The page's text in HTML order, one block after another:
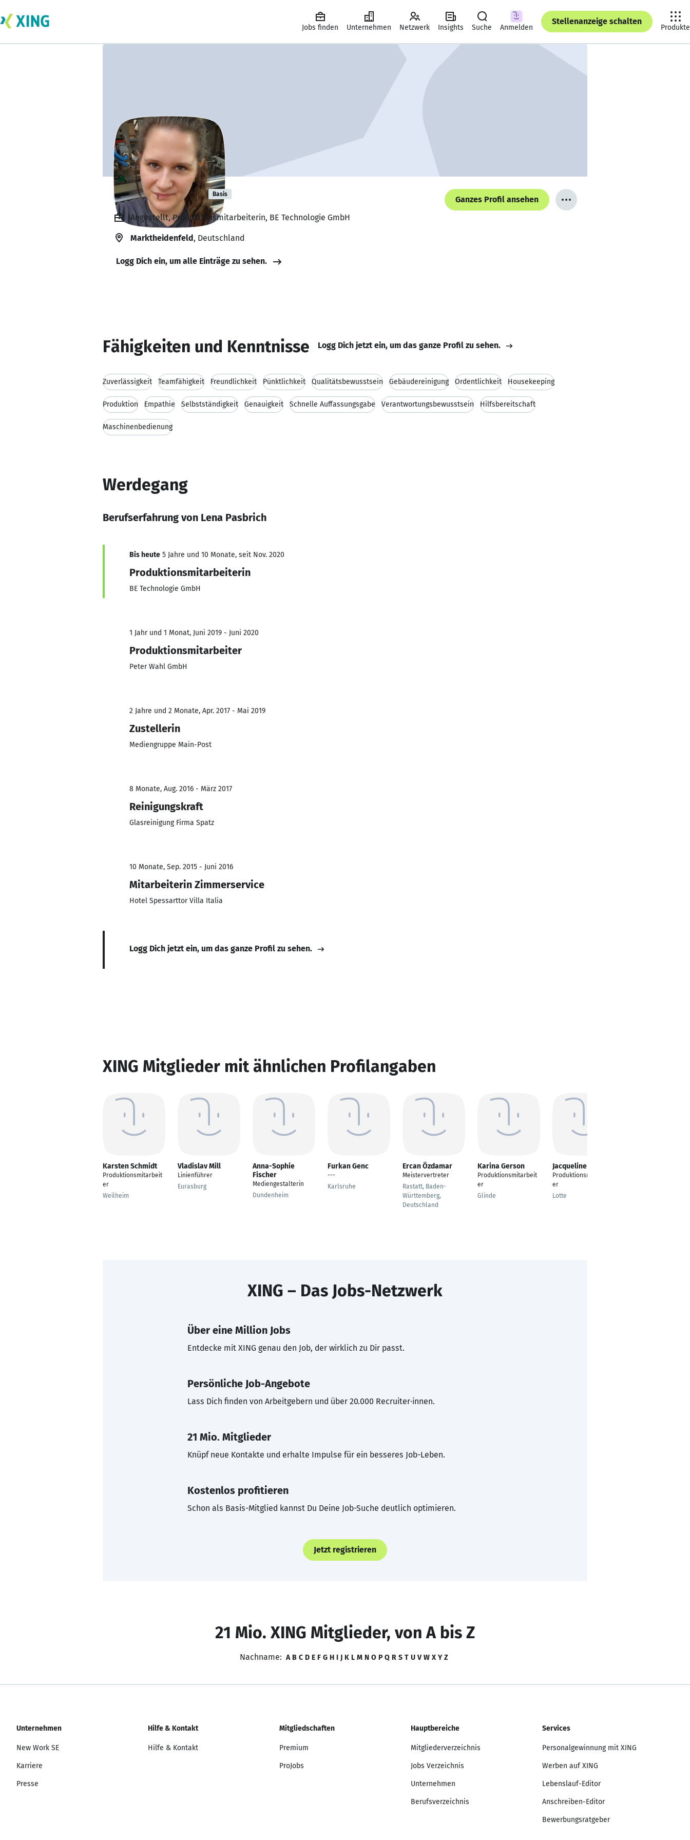
Jobs finden Unternehmen Netzwerk Insights Suche Anmelden
Stellenanzeige schalten
Produkte
Lena Pasbrich Basis
Ganzes Profil ansehen
Angestellt, Produktionsmitarbeiterin, BE Technologie GmbH
Marktheidenfeld, Deutschland
Logg Dich ein, um alle Einträge zu sehen.
Fähigkeiten und Kenntnisse Logg Dich jetzt ein, um das ganze Profil zu sehen.
Zuverlässigkeit Teamfähigkeit Freundlichkeit Pünktlichkeit Qualitätsbewusstsein Gebäudereinigung Ordentlichkeit Housekeeping
Produktion Empathie Selbstständigkeit Genauigkeit Schnelle Auffassungsgabe Verantwortungsbewusstsein Hilfsbereitschaft
Maschinenbedienung
Werdegang
Berufserfahrung von Lena Pasbrich
Bis heute 5 Jahre und 10 Monate, seit Nov. 2020
Produktionsmitarbeiterin
BE Technologie GmbH
1 Jahr und 1 Monat, Juni 2019 - Juni 2020
Produktionsmitarbeiter
Peter Wahl GmbH
2 Jahre und 2 Monate, Apr. 2017 - Mai 2019
Zustellerin
Mediengruppe Main-Post
8 Monate, Aug. 2016 - März 2017
Reinigungskraft
Glasreinigung Firma Spatz
10 Monate, Sep. 2015 - Juni 2016
Mitarbeiterin Zimmerservice
Hotel Spessarttor Villa Italia
Logg Dich jetzt ein, um das ganze Profil zu sehen.
XING Mitglieder mit ähnlichen Profilangaben
Karsten Schmidt
Produktionsmitarbeit
er
Weilheim
Vladislav Mill
Linienführer
Eurasburg
Anna-Sophie
Fischer
Mediengestalterin
Dundenheim
Furkan Genc
---
Karlsruhe
Ercan Özdamar
Meistervertreter
Rastatt, Baden-
Württemberg,
Deutschland
Karina Gerson
Produktionsmitarbeit
er
Glinde
Jacqueline Roda
Produktionsmitarbeit
er
Lotte
XING – Das Jobs-Netzwerk
Über eine Million Jobs
Entdecke mit XING genau den Job, der wirklich zu Dir passt.
Persönliche Job-Angebote
Lass Dich finden von Arbeitgebern und über 20.000 Recruiter·innen.
21 Mio. Mitglieder
Knüpf neue Kontakte und erhalte Impulse für ein besseres Job-Leben.
Kostenlos profitieren
Schon als Basis-Mitglied kannst Du Deine Job-Suche deutlich optimieren.
Jetzt registrieren
21 Mio. XING Mitglieder, von A bis Z
Nachname: A B C D E F G H I J K L M N O P Q R S T U V W X Y Z
Unternehmen
New Work SE
Karriere
Presse
Hilfe & Kontakt
Hilfe & Kontakt
Mitgliedschaften
Premium
ProJobs
Hauptbereiche
Mitgliederverzeichnis
Jobs Verzeichnis
Unternehmen
Berufsverzeichnis
Services
Personalgewinnung mit XING
Werben auf XING
Lebenslauf-Editor
Anschreiben-Editor
Bewerbungsratgeber